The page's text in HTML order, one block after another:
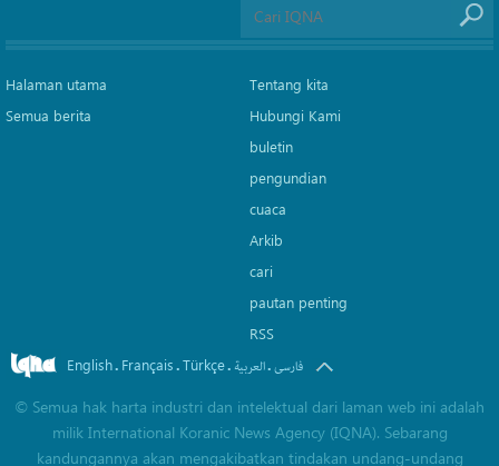
Halaman utama
Semua berita
Tentang kita
Hubungi Kami
buletin
pengundian
cuaca
Arkib
cari
pautan penting
RSS
English. Français.Türkçe. العربیة.فارسی
© Semua hak harta industri dan intelektual dari laman web ini adalah
milik International Koranic News Agency (IQNA). Sebarang
kandungannya akan mengakibatkan tindakan undang-undang